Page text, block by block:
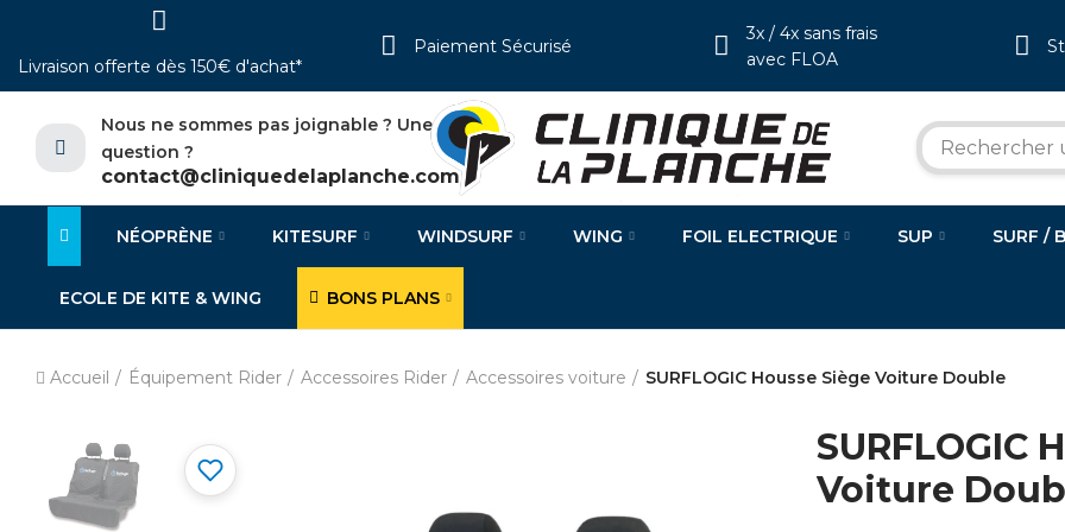
Livraison offerte dès 150€ d'achat*
Paiement Sécurisé
3x / 4x sans frais
avec FLOA
Nous ne sommes pas joignable ? Une
question ?
contact@cliniquedelaplanche.com
NÉOPRÈNE KITESURF WINDSURF WING FOIL ELECTRIQUE SUP SURF /
ECOLE DE KITE & WING BONS PLANS
Accueil Équipement Rider Accessoires Rider Accessoires voiture SURFLOGIC Housse Siège Voiture Double
SURFLOGIC
Voiture